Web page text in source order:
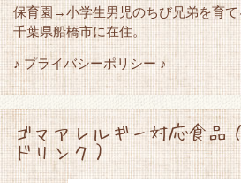
保育園→小学生男児のちび兄弟を育て
千葉県船橋市に在住。
♪ プライバシーポリシー ♪
ゴマアレルギー対応食品
ドリンク）